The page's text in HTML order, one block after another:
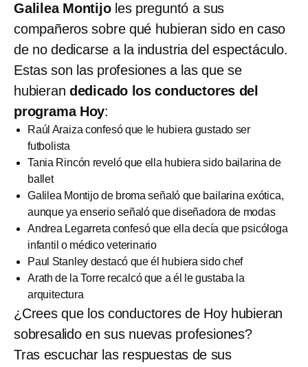
Galilea Montijoles preguntó a sus
compañeros sobre qué hubieran sido en caso
de no dedicarse a la industria del espectáculo.
Estas son las profesiones a las que se
hubieran dedicado los conductores del
programa Hoy:
Raúl Araiza confesó que le hubiera gustado ser
futbolista
Tania Rincón reveló que ella hubiera sido bailarina de
ballet
Galilea Montijo de broma señaló que bailarina exótica,
aunque ya enserio señaló que diseñadora de modas
Andrea Legarreta confesó que ella decía que psicóloga
infantil o médico veterinario
Paul Stanley destacó que él hubiera sido chef
Arath de la Torre recalcó que a él le gustaba la
arquitectura
¿Crees que los conductores de Hoy hubieran
sobresalido en sus nuevas profesiones?
Tras escuchar las respuestas de sus